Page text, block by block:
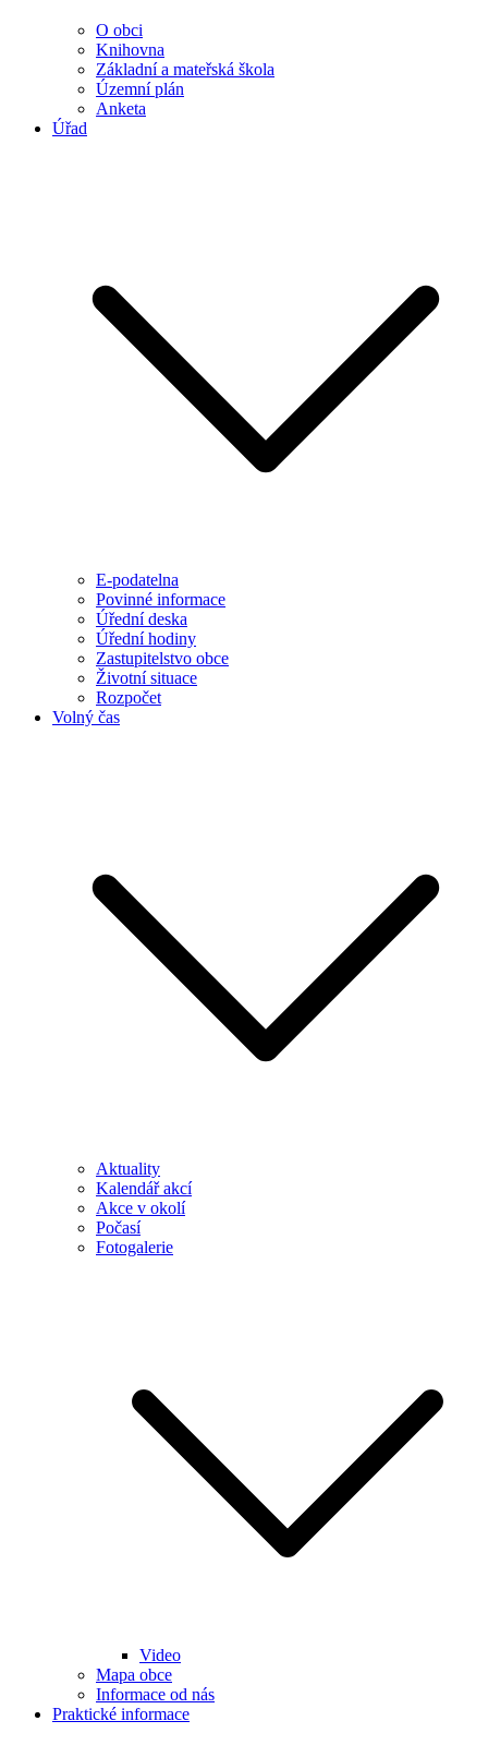
O obci
Knihovna
Základní a mateřská škola
Územní plán
Anketa
Úřad
E-podatelna
Povinné informace
Úřední deska
Úřední hodiny
Zastupitelstvo obce
Životní situace
Rozpočet
Volný čas
Aktuality
Kalendář akcí
Akce v okolí
Počasí
Fotogalerie
Video
Mapa obce
Informace od nás
Praktické informace